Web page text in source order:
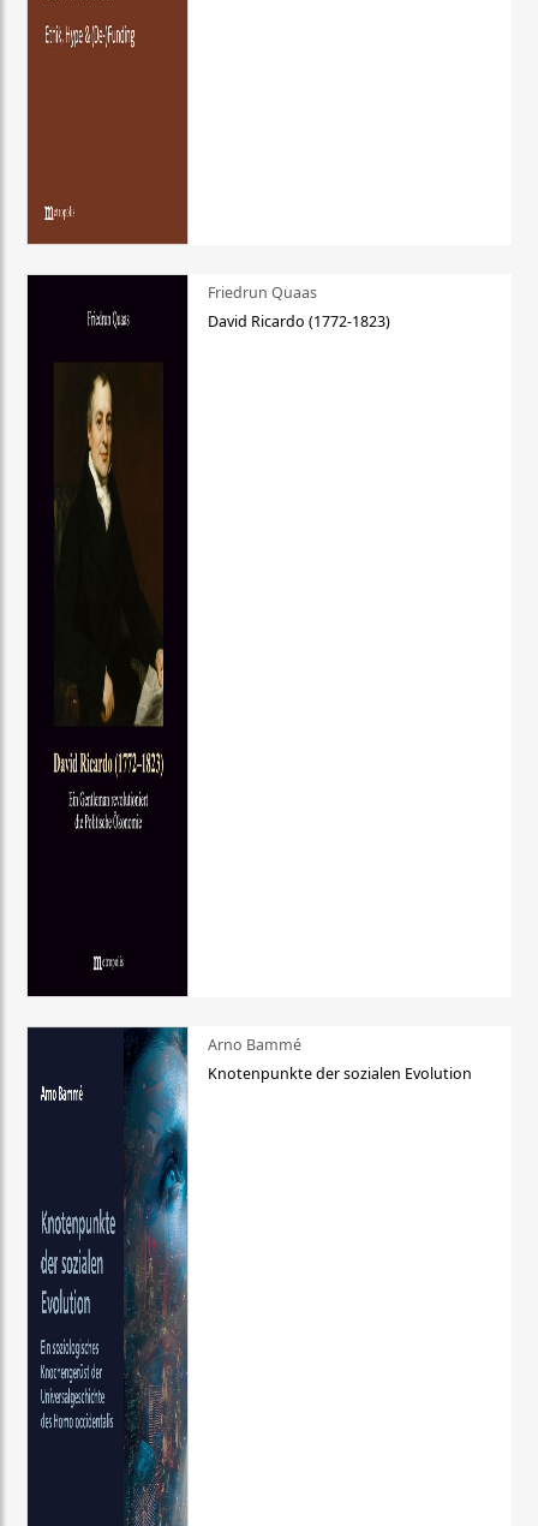
Friedrun Quaas
David Ricardo (1772-1823)
Arno Bammé
Knotenpunkte der sozialen Evolution